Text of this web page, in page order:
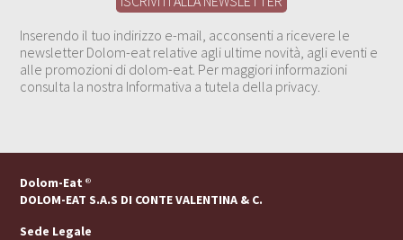
Inserendo il tuo indirizzo e-mail, acconsenti a ricevere le
newsletter Dolom-eat relative agli ultime novità, agli eventi e
alle promozioni di dolom-eat. Per maggiori informazioni
consulta la nostra Informativa a tutela della privacy.
Dolom-Eat ®
DOLOM-EAT S.A.S DI CONTE VALENTINA & C.
Sede Legale